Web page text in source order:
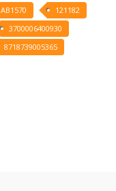
AB1570
121182
3700006400930
8718739005365